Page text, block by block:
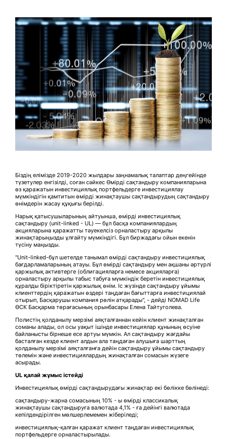
Біздің елімізде 2019-2020 жылдары заңнамалық талаптар деңгейінде
түзетулер енгізілді, соған сәйкес Өмірді сақтандыру компанияларына
өз қаражатын инвестициялық портфельдерге инвестициялау
мүмкіндігін қамтитын өмірді жинақтаушы сақтандырудың сақтандыру
өнімдерін жасау құқығы берілді.
Нарық қатысушыларының айтуынша, өмірді инвестициялық
сақтандыру (unit-linked - UL) — бұл басқа компаниялардың
акцияларына қаражатты тәуекелсіз орналастыру арқылы
жинақтарыңызды ұлғайту мүмкіндігі. Бұл биржадағы ойын екенін
түсіну маңызды.
"Unit-linked-бұл шетелде танымал өмірді сақтандыру инвестициялық
бағдарламаларының атауы. Бұл өмірді сақтандыру мен ақшаны әртүрлі
қаржылық активтерге (облигацияларға немесе акцияларға)
орналастыру арқылы табыс табуға мүмкіндік беретін инвестициялық
құралды біріктіретін қаржылық өнім. Іс жүзінде сақтандыру ұйымы
клиенттердің қаражатын өздері таңдаған бағыттарға инвестициялай
отырып, Басқарушы компания рөлін атқарады", - дейді NOMAD Life
ӨСК Басқарма төрағасының орынбасары Елена Тайтуголева.
Полистің қолданылу мерзімі аяқталғаннан кейін клиент жинақталған
соманы алады, ол осы уақыт ішінде инвестициялар құнының өсуіне
байланысты бірнеше есе артуы мүмкін. Ал сақтандыру жағдайы
басталған кезде клиент алдын ала таңдаған алушыға шарттың
қолданылу мерзімі аяқталғанға дейін сақтандыру ұйымы сақтандыру
төлемін және инвестициялардың жинақталған сомасын жүзеге
асырады.
UL қалай жұмыс істейді
Инвестициялық өмірді сақтандырудағы жинақтар екі бөлікке бөлінеді:
сақтандыру-жарна сомасының 10% - ы өмірді классикалық
жинақтаушы сақтандыруға валютада 4,1% - ға дейінгі валютада
кепілдендірілген мөлшерлемемен жіберіледі;
инвестициялық-қалған қаражат клиент таңдаған инвестициялық
портфельдерге орналастырылады.